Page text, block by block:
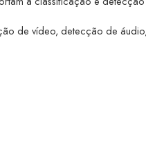
de vídeo, detecção de